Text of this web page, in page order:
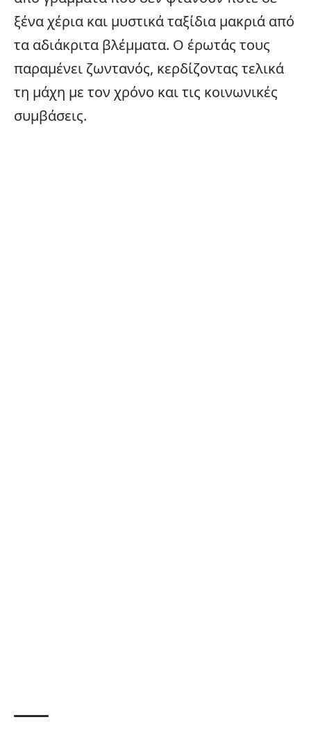
ξένα χέρια και μυστικά ταξίδια μακριά από
τα αδιάκριτα βλέμματα. Ο έρωτάς τους
παραμένει ζωντανός, κερδίζοντας τελικά
τη μάχη με τον χρόνο και τις κοινωνικές
συμβάσεις.